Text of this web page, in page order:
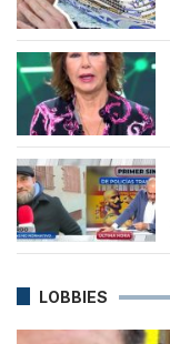
LOBBIES